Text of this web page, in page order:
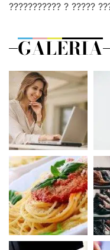
??????????? ? ?????
GALERIA